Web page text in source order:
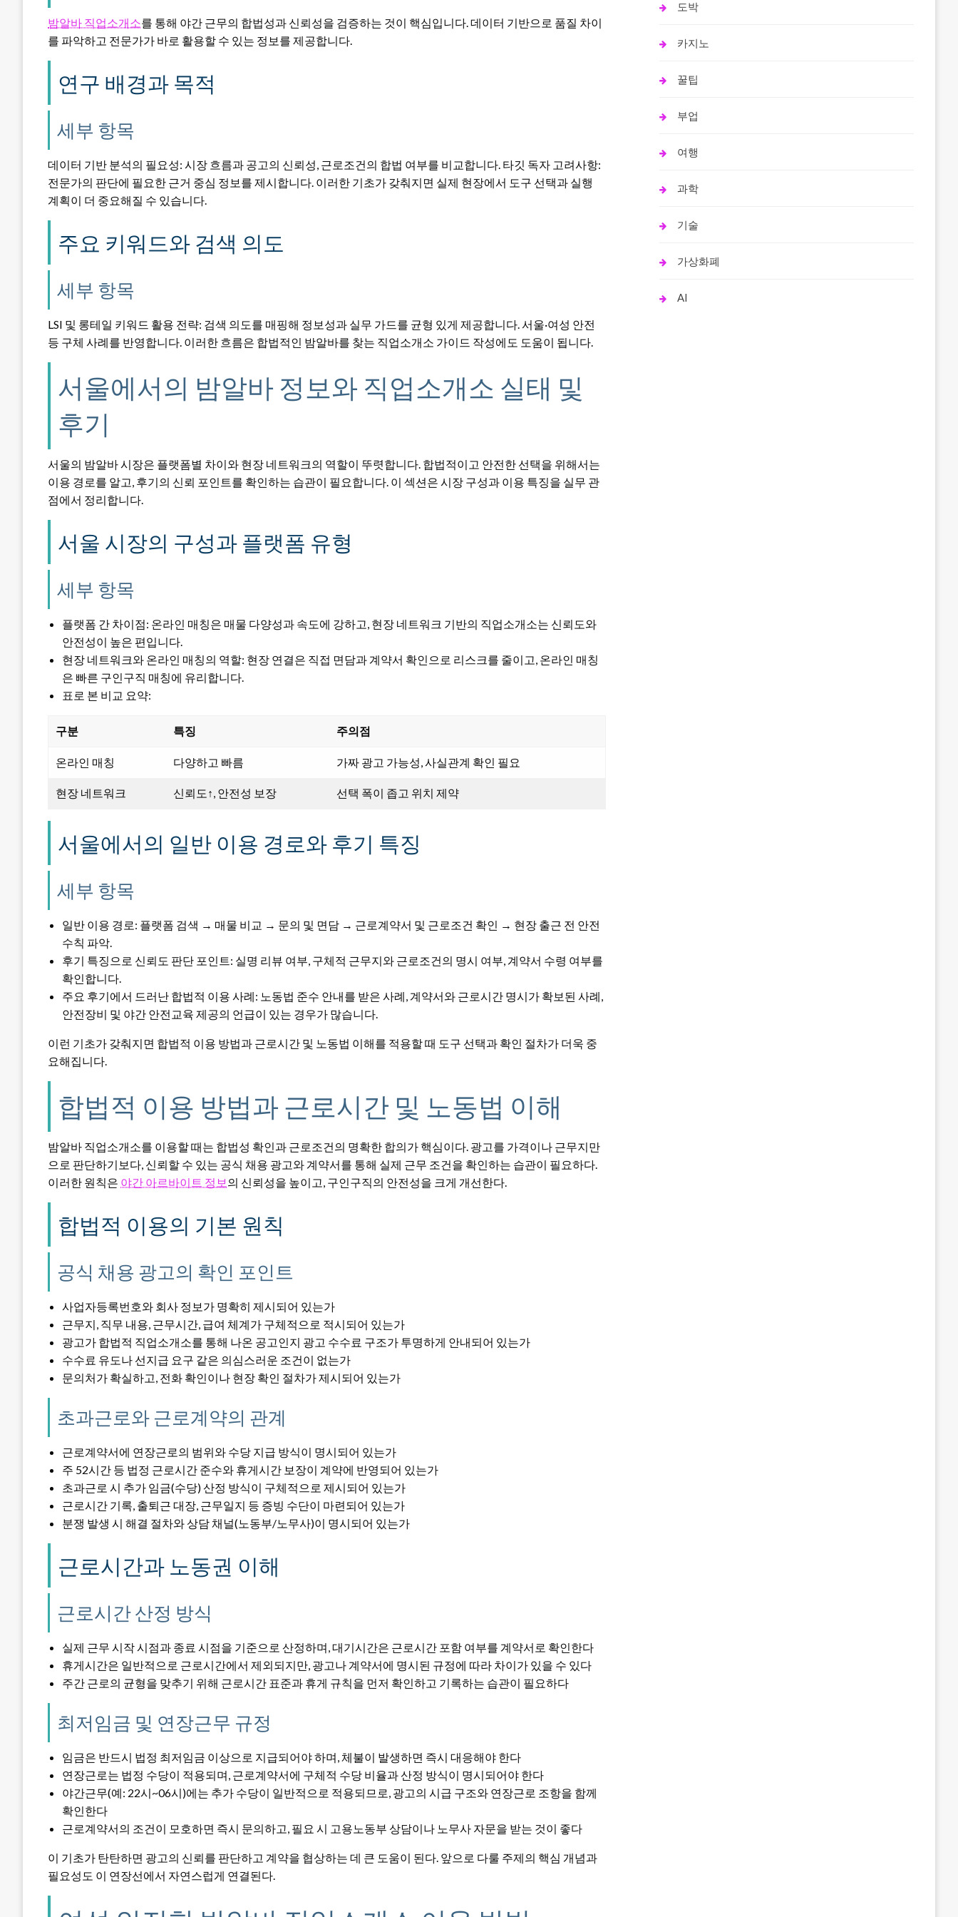
밤알바 직업소개소를 통해 야간 근무의 합법성과 신뢰성을 검증하는 것이 핵심입니다. 데이터 기반으로 품질 차이
를 파악하고 전문가가 바로 활용할 수 있는 정보를 제공합니다.
연구 배경과 목적
세부 항목
데이터 기반 분석의 필요성: 시장 흐름과 공고의 신뢰성, 근로조건의 합법 여부를 비교합니다. 타깃 독자 고려사항:
전문가의 판단에 필요한 근거 중심 정보를 제시합니다. 이러한 기초가 갖춰지면 실제 현장에서 도구 선택과 실행
계획이 더 중요해질 수 있습니다.
주요 키워드와 검색 의도
세부 항목
LSI 및 롱테일 키워드 활용 전략: 검색 의도를 매핑해 정보성과 실무 가드를 균형 있게 제공합니다. 서울·여성 안전
등 구체 사례를 반영합니다. 이러한 흐름은 합법적인 밤알바를 찾는 직업소개소 가이드 작성에도 도움이 됩니다.
서울에서의 밤알바 정보와 직업소개소 실태 및
후기
서울의 밤알바 시장은 플랫폼별 차이와 현장 네트워크의 역할이 뚜렷합니다. 합법적이고 안전한 선택을 위해서는
이용 경로를 알고, 후기의 신뢰 포인트를 확인하는 습관이 필요합니다. 이 섹션은 시장 구성과 이용 특징을 실무 관
점에서 정리합니다.
서울 시장의 구성과 플랫폼 유형
세부 항목
플랫폼 간 차이점: 온라인 매칭은 매물 다양성과 속도에 강하고, 현장 네트워크 기반의 직업소개소는 신뢰도와
안전성이 높은 편입니다.
현장 네트워크와 온라인 매칭의 역할: 현장 연결은 직접 면담과 계약서 확인으로 리스크를 줄이고, 온라인 매칭
은 빠른 구인구직 매칭에 유리합니다.
표로 본 비교 요약:
구분 특징 주의점
온라인 매칭 다양하고 빠름 가짜 광고 가능성, 사실관계 확인 필요
현장 네트워크 신뢰도↑, 안전성 보장 선택 폭이 좁고 위치 제약
서울에서의 일반 이용 경로와 후기 특징
세부 항목
일반 이용 경로: 플랫폼 검색 → 매물 비교 → 문의 및 면담 → 근로계약서 및 근로조건 확인 → 현장 출근 전 안전
수칙 파악.
후기 특징으로 신뢰도 판단 포인트: 실명 리뷰 여부, 구체적 근무지와 근로조건의 명시 여부, 계약서 수령 여부를
확인합니다.
주요 후기에서 드러난 합법적 이용 사례: 노동법 준수 안내를 받은 사례, 계약서와 근로시간 명시가 확보된 사례,
안전장비 및 야간 안전교육 제공의 언급이 있는 경우가 많습니다.
이런 기초가 갖춰지면 합법적 이용 방법과 근로시간 및 노동법 이해를 적용할 때 도구 선택과 확인 절차가 더욱 중
요해집니다.
합법적 이용 방법과 근로시간 및 노동법 이해
밤알바 직업소개소를 이용할 때는 합법성 확인과 근로조건의 명확한 합의가 핵심이다. 광고를 가격이나 근무지만
으로 판단하기보다, 신뢰할 수 있는 공식 채용 광고와 계약서를 통해 실제 근무 조건을 확인하는 습관이 필요하다.
이러한 원칙은 야간 아르바이트 정보 의 신뢰성을 높이고, 구인구직의 안전성을 크게 개선한다.
합법적 이용의 기본 원칙
공식 채용 광고의 확인 포인트
사업자등록번호와 회사 정보가 명확히 제시되어 있는가
근무지, 직무 내용, 근무시간, 급여 체계가 구체적으로 적시되어 있는가
광고가 합법적 직업소개소를 통해 나온 공고인지 광고 수수료 구조가 투명하게 안내되어 있는가
수수료 유도나 선지급 요구 같은 의심스러운 조건이 없는가
문의처가 확실하고, 전화 확인이나 현장 확인 절차가 제시되어 있는가
초과근로와 근로계약의 관계
근로계약서에 연장근로의 범위와 수당 지급 방식이 명시되어 있는가
주 52시간 등 법정 근로시간 준수와 휴게시간 보장이 계약에 반영되어 있는가
초과근로 시 추가 임금(수당) 산정 방식이 구체적으로 제시되어 있는가
근로시간 기록, 출퇴근 대장, 근무일지 등 증빙 수단이 마련되어 있는가
분쟁 발생 시 해결 절차와 상담 채널(노동부/노무사)이 명시되어 있는가
근로시간과 노동권 이해
근로시간 산정 방식
실제 근무 시작 시점과 종료 시점을 기준으로 산정하며, 대기시간은 근로시간 포함 여부를 계약서로 확인한다
휴게시간은 일반적으로 근로시간에서 제외되지만, 광고나 계약서에 명시된 규정에 따라 차이가 있을 수 있다
주간 근로의 균형을 맞추기 위해 근로시간 표준과 휴게 규칙을 먼저 확인하고 기록하는 습관이 필요하다
최저임금 및 연장근무 규정
임금은 반드시 법정 최저임금 이상으로 지급되어야 하며, 체불이 발생하면 즉시 대응해야 한다
연장근로는 법정 수당이 적용되며, 근로계약서에 구체적 수당 비율과 산정 방식이 명시되어야 한다
야간근무(예: 22시~06시)에는 추가 수당이 일반적으로 적용되므로, 광고의 시급 구조와 연장근로 조항을 함께
확인한다
근로계약서의 조건이 모호하면 즉시 문의하고, 필요 시 고용노동부 상담이나 노무사 자문을 받는 것이 좋다
이 기초가 탄탄하면 광고의 신뢰를 판단하고 계약을 협상하는 데 큰 도움이 된다. 앞으로 다룰 주제의 핵심 개념과
필요성도 이 연장선에서 자연스럽게 연결된다.
도박
카지노
꿀팁
부업
여행
과학
기술
가상화폐
AI